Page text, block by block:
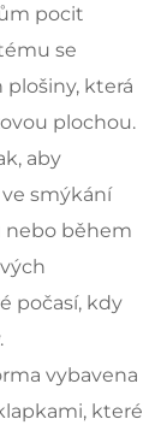
pocit
se
která
plochou.
aby
smýkání
nebo během
počasí, kdy
vybavena
které